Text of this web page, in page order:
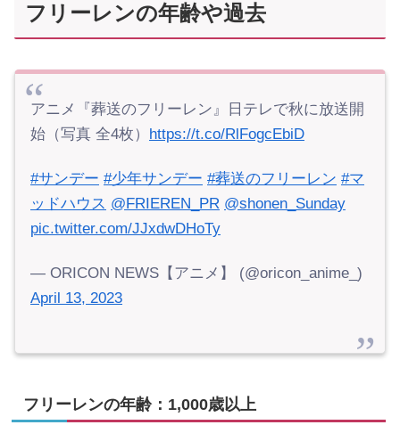
フリーレンの年齢や過去
アニメ『葬送のフリーレン』日テレで秋に放送開
始（写真 全4枚） https://t.co/RlFogcEbiD
#サンデー #少年サンデー #葬送のフリーレン #マ
ッドハウス @FRIEREN_PR @shonen_Sunday
pic.twitter.com/JJxdwDHoTy
— ORICON NEWS【アニメ】 (@oricon_anime_)
April 13, 2023
フリーレンの年齢：1,000歳以上